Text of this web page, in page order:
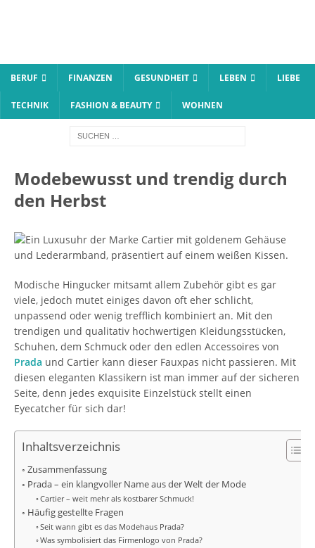
BERUF FINANZEN GESUNDHEIT LEBEN LIEBE
TECHNIK FASHION & BEAUTY WOHNEN
Modebewusst und trendig durch
den Herbst
Modische Hingucker mitsamt allem Zubehör gibt es gar
viele, jedoch mutet einiges davon oft eher schlicht,
unpassend oder wenig trefflich kombiniert an. Mit den
trendigen und qualitativ hochwertigen Kleidungsstücken,
Schuhen, dem Schmuck oder den edlen Accessoires von
Prada und Cartier kann dieser Fauxpas nicht passieren. Mit
diesen eleganten Klassikern ist man immer auf der sicheren
Seite, denn jedes exquisite Einzelstück stellt einen
Eyecatcher für sich dar!
Inhaltsverzeichnis
Zusammenfassung
Prada – ein klangvoller Name aus der Welt der Mode
Cartier – weit mehr als kostbarer Schmuck!
Häufig gestellte Fragen
Seit wann gibt es das Modehaus Prada?
Was symbolisiert das Firmenlogo von Prada?